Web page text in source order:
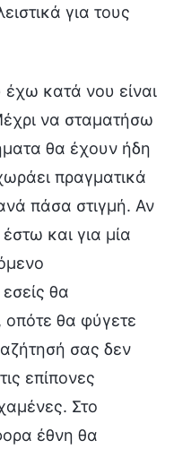
για τους
κατά νου είναι
να σταματήσω
θα έχουν ήδη
πραγματικά
πάσα στιγμή. Αν
και για μία
θα
οπότε θα φύγετε
σας δεν
επίπονες
Στο
έθνη θα